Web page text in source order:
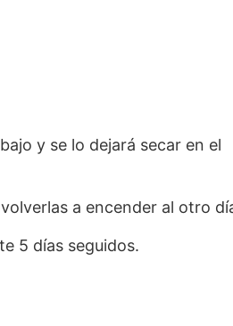
y se lo dejará secar en el
a encender al otro
5 días seguidos.